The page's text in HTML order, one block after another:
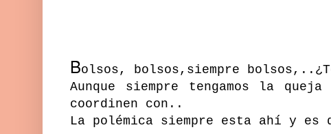
Bolsos, bolsos,siempre bolsos,..
Aunque siempre tengamos la
coordinen con..
La polémica siempre esta ahí y